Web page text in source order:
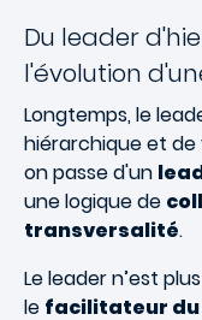
Du leader
l'évolution
Longtemps, le
hiérarchique et de
on passe d'un
une logique de
transversalité.
Le leader n’est
le facilitateur